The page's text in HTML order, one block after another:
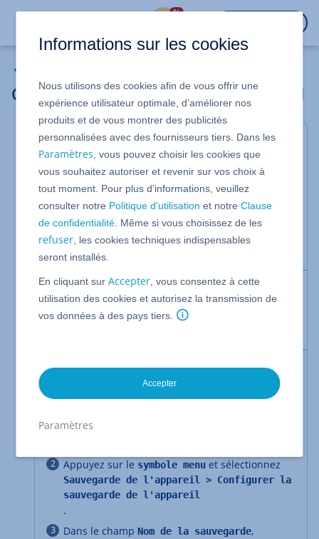
%
Créer une sauvegarde d'appareils Android
Valable pour HiDrive.
Utilisez HiDrive pour sauvegarder régulièrement
toutes les données importantes de votre appareil
Android. En cas de perte de données, vos données
personnelles peuvent être restaurées rapidement
et facilement. Dans cet article, nous vous montrons
comment procéder.
Conditions préalables
Vous avez souscrit à un pack HiDrive Pro
Configurer la sauvegarde Android
Pour configurer et lancer une sauvegarde sur votre
Ouvrez l'application HiDrive sur votre appareil
Appuyez sur le symbole menu et sélectionnez
Sauvegarde de l'appareil > Configurer la
sauvegarde de l'appareil
.
Dans le champ Nom de la sauvegarde,
Informations sur les cookies
Nous utilisons des cookies afin de vous offrir une
expérience utilisateur optimale, d’améliorer nos
produits et de vous montrer des publicités
personnalisées avec des fournisseurs tiers. Dans les
Paramètres , vous pouvez choisir les cookies que
vous souhaitez autoriser et revenir sur vos choix à
tout moment. Pour plus d'informations, veuillez
consulter notre Politique d'utilisation et notreClause
de confidentialité . Même si vous choisissez de les
refuser , les cookies techniques indispensables
seront installés.
En cliquant surAccepter , vous consentez à cette
utilisation des cookies et autorisez la transmission de
vos données à des pays tiers.
Accepter
Paramètres